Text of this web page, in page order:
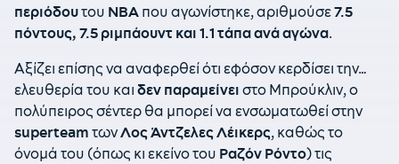
περιόδουτου NBA που αγωνίστηκε, αριθμούσε7.5
πόντους, 7.5 ριμπάουντ και 1.1 τάπα ανά αγώνα.
Αξίζει επίσης να αναφερθεί ότι εφόσον κερδίσει την…
ελευθερία του και δεν παραμείνει στο Μπρούκλιν, ο
πολύπειρος σέντερ θα μπορεί να ενσωματωθεί στην
superteam τωνΛος Άντζελες Λέικερς, καθώς το
όνομά του (όπως κι εκείνο του Ραζόν Ρόντο) τις